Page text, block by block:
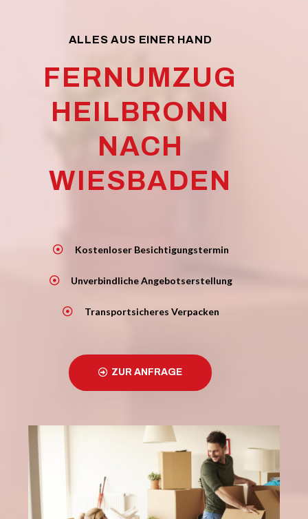
ALLES AUS EINER HAND
FERNUMZUG
HEILBRONN
NACH
WIESBADEN
Kostenloser Besichtigungstermin
Unverbindliche Angebotserstellung
Transportsicheres Verpacken
ZUR ANFRAGE